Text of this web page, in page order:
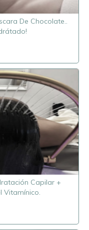
De Chocolate..
Capilar +
Vitamínico.